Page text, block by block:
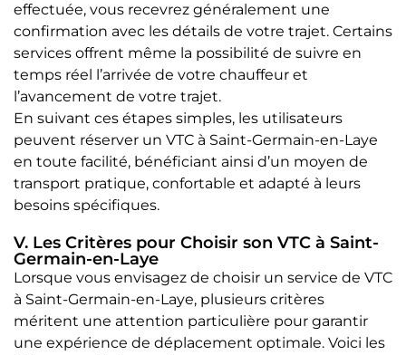
effectuée, vous recevrez généralement une
confirmation avec les détails de votre trajet. Certains
services offrent même la possibilité de suivre en
temps réel l’arrivée de votre chauffeur et
l’avancement de votre trajet.
En suivant ces étapes simples, les utilisateurs
peuvent réserver un VTC à Saint-Germain-en-Laye
en toute facilité, bénéficiant ainsi d’un moyen de
transport pratique, confortable et adapté à leurs
besoins spécifiques.
V. Les Critères pour Choisir son VTC à Saint-
Germain-en-Laye
Lorsque vous envisagez de choisir un service de VTC
à Saint-Germain-en-Laye, plusieurs critères
méritent une attention particulière pour garantir
une expérience de déplacement optimale. Voici les